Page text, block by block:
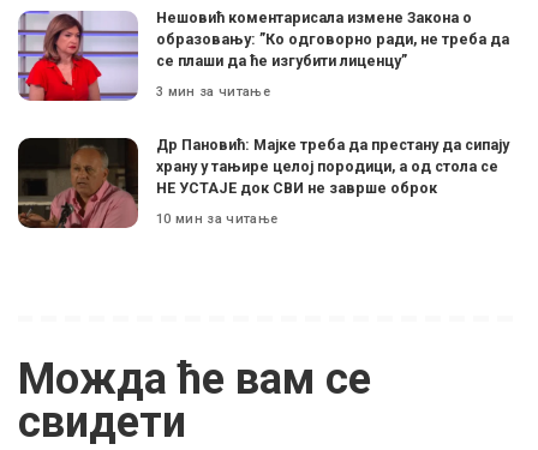
Нешовић коментарисала измене Закона о
образовању: ”Ко одговорно ради, не треба да
се плаши да ће изгубити лиценцу”
3 мин за читање
Др Пановић: Мајке треба да престану да сипају
храну у тањире целој породици, а од стола се
НЕ УСТАЈЕ док СВИ не заврше оброк
10 мин за читање
Можда ће вам се
свидети